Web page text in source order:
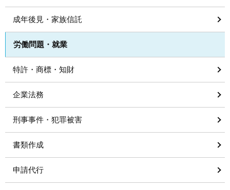
成年後見・家族信託
労働問題・就業
特許・商標・知財
企業法務
刑事事件・犯罪被害
書類作成
申請代行